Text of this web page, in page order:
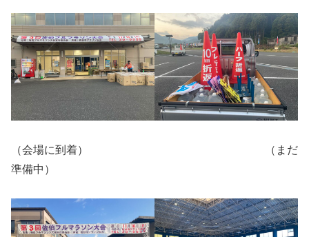
（会場に到着） （まだ
準備中）